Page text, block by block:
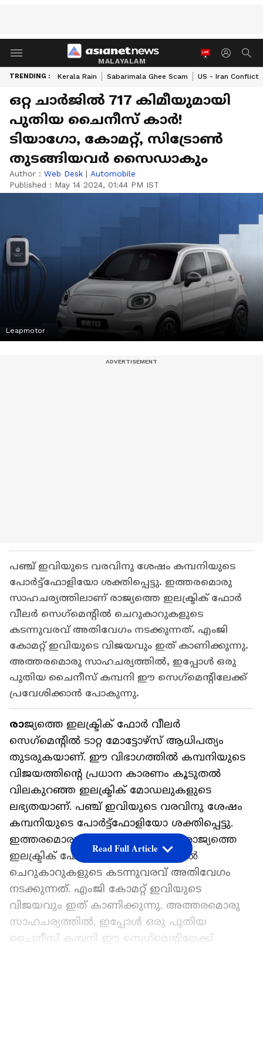
MALAYALAM
TRENDING : Kerala Rain Sabarimala Ghee Scam US - Iran Conflict
ഒറ്റ ചാർജിൽ 717 കിമീയുമായി
പുതിയ ചൈനീസ് കാർ!
ടിയാഗോ, കോമറ്റ്, സിട്രോൺ
തുടങ്ങിയവർ സൈഡാകും
Author : Web Desk | Automobile
Published : May 14 2024, 01:44 PM IST
Leapmotor
പഞ്ച് ഇവിയുടെ വരവിനു ശേഷം കമ്പനിയുടെ
പോർട്ട്ഫോളിയോ ശക്തിപ്പെട്ടു. ഇത്തരമൊരു
സാഹചര്യത്തിലാണ് രാജ്യത്തെ ഇലക്ട്രിക് ഫോർ
വീലർ സെഗ്‌മെൻ്റിൽ ചെറുകാറുകളുടെ
കടന്നുവരവ് അതിവേഗം നടക്കുന്നത്. എംജി
കോമറ്റ് ഇവിയുടെ വിജയവും ഇത് കാണിക്കുന്നു.
അത്തരമൊരു സാഹചര്യത്തിൽ, ഇപ്പോൾ ഒരു
പുതിയ ചൈനീസ് കമ്പനി ഈ സെഗ്‌മെൻ്റിലേക്ക്
പ്രവേശിക്കാൻ പോകുന്നു.
രാജ്യത്തെ ഇലക്ട്രിക് ഫോർ വീലർ
സെഗ്‌മെൻ്റിൽ ടാറ്റ മോട്ടോഴ്‌സ് ആധിപത്യം
തുടരുകയാണ്. ഈ വിഭാഗത്തിൽ കമ്പനിയുടെ
വിജയത്തിൻ്റെ പ്രധാന കാരണം കൂടുതൽ
വിലകുറഞ്ഞ ഇലക്ട്രിക് മോഡലുകളുടെ
ലഭ്യതയാണ്. പഞ്ച് ഇവിയുടെ വരവിനു ശേഷം
കമ്പനിയുടെ പോർട്ട്ഫോളിയോ ശക്തിപ്പെട്ടു.
ഇത്തരമൊരു സാഹചര്യത്തിലാണ് രാജ്യത്തെ
ഇലക്ട്രിക് ഫോർ വീലർ സെഗ്‌മെൻ്റിൽ
ചെറുകാറുകളുടെ കടന്നുവരവ് അതിവേഗം
നടക്കുന്നത്. എംജി കോമറ്റ് ഇവിയുടെ
വിജയവും ഇത് കാണിക്കുന്നു. അത്തരമൊരു
സാഹചര്യത്തിൽ, ഇപ്പോൾ ഒരു പുതിയ
ചൈനീസ് കമ്പനി ഈ സെഗ്‌മെൻ്റിലേക്ക്
Read Full Article